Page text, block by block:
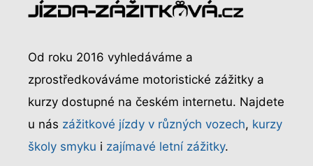
Od roku 2016 vyhledáváme a
zprostředkováváme motoristické zážitky a
kurzy dostupné na českém internetu. Najdete
u nás zážitkové jízdy v různých vozech, kurzy
školy smyku i zajímavé letní zážitky.